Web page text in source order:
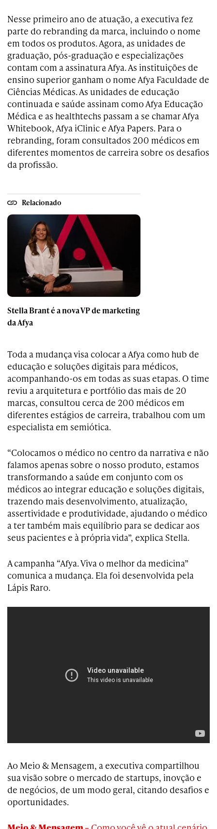
Nesse primeiro ano de atuação, a executiva fez
parte do rebranding da marca, incluindo o nome
em todos os produtos. Agora, as unidades de
graduação, pós-graduação e especializações
contam com a assinatura Afya. As instituições de
ensino superior ganham o nome Afya Faculdade de
Ciências Médicas. As unidades de educação
continuada e saúde assinam como Afya Educação
Médica e as healthtechs passam a se chamar Afya
Whitebook, Afya iClinic e Afya Papers. Para o
rebranding, foram consultados 200 médicos em
diferentes momentos de carreira sobre os desafios
da profissão.
Relacionado
Stella Brant é a nova VP de marketing
da Afya
Toda a mudança visa colocar a Afya como hub de
educação e soluções digitais para médicos,
acompanhando-os em todas as suas etapas. O time
reviu a arquitetura e portfólio das mais de 20
marcas, consultou cerca de 200 médicos em
diferentes estágios de carreira, trabalhou com um
especialista em semiótica.
“Colocamos o médico no centro da narrativa e não
falamos apenas sobre o nosso produto, estamos
transformando a saúde em conjunto com os
médicos ao integrar educação e soluções digitais,
trazendo mais desenvolvimento, atualização,
assertividade e produtividade, ajudando o médico
a ter também mais equilíbrio para se dedicar aos
seus pacientes e à própria vida”, explica Stella.
A campanha “Afya. Viva o melhor da medicina”
comunica a mudança. Ela foi desenvolvida pela
Lápis Raro.
Ao Meio & Mensagem, a executiva compartilhou
sua visão sobre o mercado de startups, inovção e
de negócios, de um modo geral, citando desafios e
oportunidades.